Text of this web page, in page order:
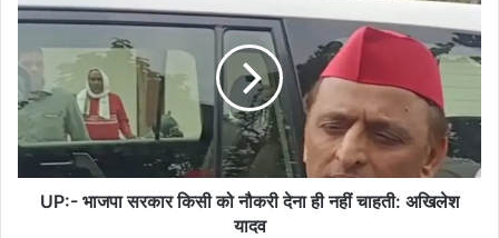
भाजपा
किसी
नौकरी
ही
नहीं
चाहती:UP:- भाजपा सरकार किसी को नौकरी देना ही नहीं चाहती: अखिलेश
यादव